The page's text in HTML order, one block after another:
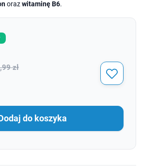
orazwitaminę B6.
zł
do koszyka